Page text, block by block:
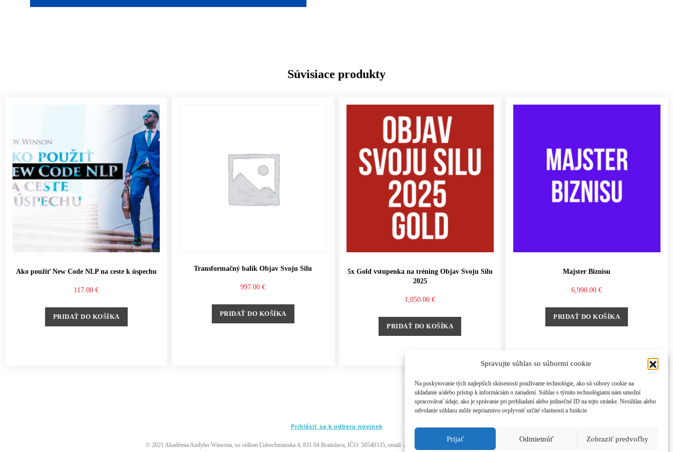
Spravujte súhlas so súbormi cookie
Na poskytovanie tých najlepších skúseností používame technológie, ako sú súbory cookie na
ukladanie a/alebo prístup k informáciám o zariadení. Súhlas s týmito technológiami nám umožní
spracovávať údaje, ako je správanie pri prehliadaní alebo jedinečné ID na tejto stránke. Nesúhlas alebo
odvolanie súhlasu môže nepriaznivo ovplyvniť určité vlastnosti a funkcie.
Prijať Odmietnúť Zobraziť predvoľby
Súvisiace produkty
Ako použiť New Code NLP na ceste k úspechu
117.00€
PRIDAŤ DO KOŠÍKA
Transformačný balík Objav Svoju Silu
997.00€
PRIDAŤ DO KOŠÍKA
5x Gold vstupenka na tréning Objav Svoju Silu
2025
1,050.00€
PRIDAŤ DO KOŠÍKA
Majster Biznisu
6,990.00€
PRIDAŤ DO KOŠÍKA
Prihlásiť sa k odberu novinek
© 2021 Akadémia Andyho Winsona, so sídlom Ľubochnianska 4, 831 04 Bratislava, IČO: 50540335, email: akademia@andywinson.com, tel: +421 908 777 808